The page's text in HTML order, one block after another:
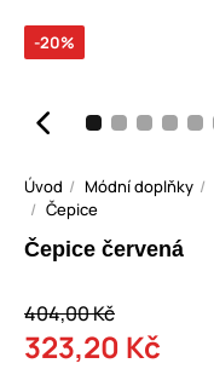
-20%
Úvod Módní doplňky
Čepice
Čepice červená
404,00 Kč
323,20 Kč